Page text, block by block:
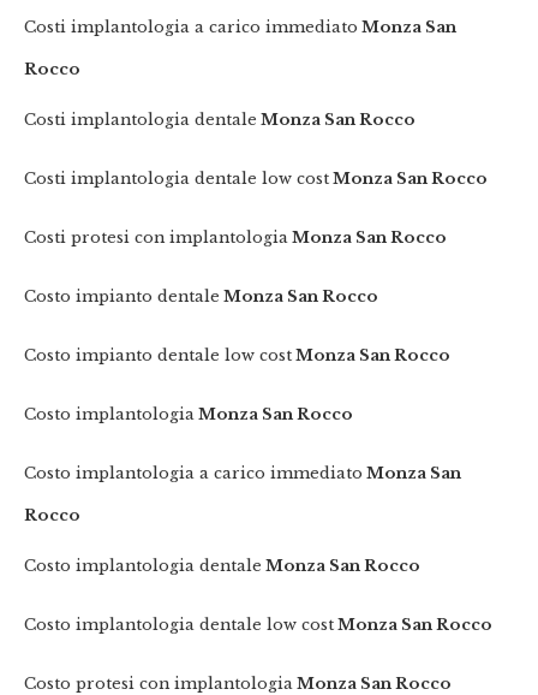
Costi implantologia a carico immediato Monza San
Rocco
Costi implantologia dentale Monza San Rocco
Costi implantologia dentale low cost Monza San Rocco
Costi protesi con implantologia Monza San Rocco
Costo impianto dentale Monza San Rocco
Costo impianto dentale low cost Monza San Rocco
Costo implantologia Monza San Rocco
Costo implantologia a carico immediato Monza San
Rocco
Costo implantologia dentale Monza San Rocco
Costo implantologia dentale low cost Monza San Rocco
Costo protesi con implantologia Monza San Rocco